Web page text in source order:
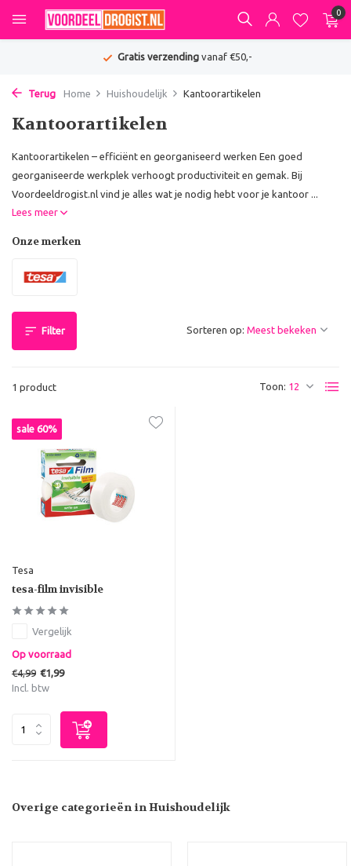
0
Gratis verzendingvanaf €50,-
Terug Home Huishoudelijk Kantoorartikelen
Kantoorartikelen
Kantoorartikelen – efficiënt en georganiseerd werken Een goed
georganiseerde werkplek verhoogt productiviteit en gemak. Bij
Voordeeldrogist.nl vind je alles wat je nodig hebt voor je kantoor ...
Lees meer
Onze merken
Filter
1 product Toon:
Sorteren op:
sale 60%
Tesa
tesa-film invisible
Vergelijk
Op voorraad
€4,99 €1,99
Incl. btw
Overige categorieën in Huishoudelijk